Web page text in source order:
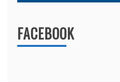
FACEBOOK